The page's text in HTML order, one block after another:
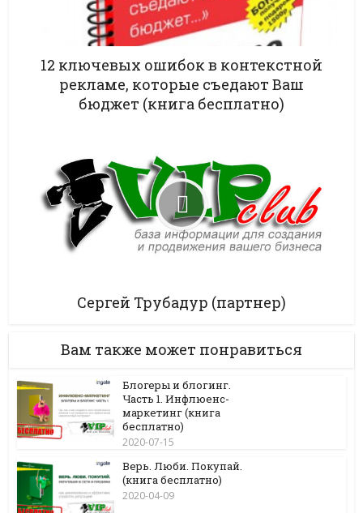
12 ключевых ошибок в контекстной
рекламе, которые съедают Ваш
бюджет (книга бесплатно)
Сергей Трубадур (партнер)
Вам также может понравиться
Блогеры и блогинг.
Часть 1. Инфлюенс-
маркетинг (книга
бесплатно)
2020-07-15
Верь. Люби. Покупай.
(книга бесплатно)
2020-04-09